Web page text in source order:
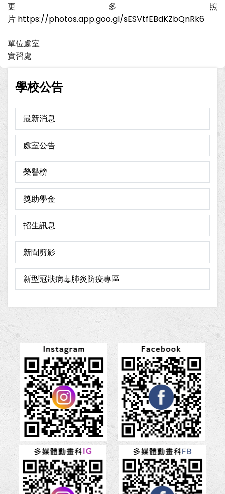
更多照
片 https://photos.app.goo.gl/sESVtfEBdKZbQnRk6
單位處室
實習處
學校公告
最新消息
處室公告
榮譽榜
獎助學金
招生訊息
新聞剪影
新型冠狀病毒肺炎防疫專區